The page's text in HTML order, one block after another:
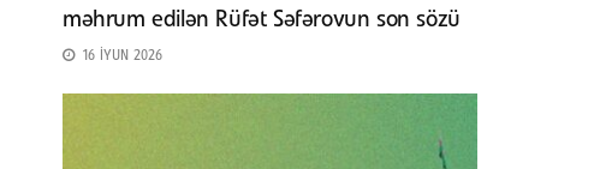
məhrum edilən Rüfət Səfərovun son sözü
16 İYUN 2026